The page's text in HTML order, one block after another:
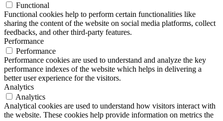
Functional
Functional cookies help to perform certain functionalities like
sharing the content of the website on social media platforms, collect
feedbacks, and other third-party features.
Performance
Performance
Performance cookies are used to understand and analyze the key
performance indexes of the website which helps in delivering a
better user experience for the visitors.
Analytics
Analytics
Analytical cookies are used to understand how visitors interact with
the website. These cookies help provide information on metrics the